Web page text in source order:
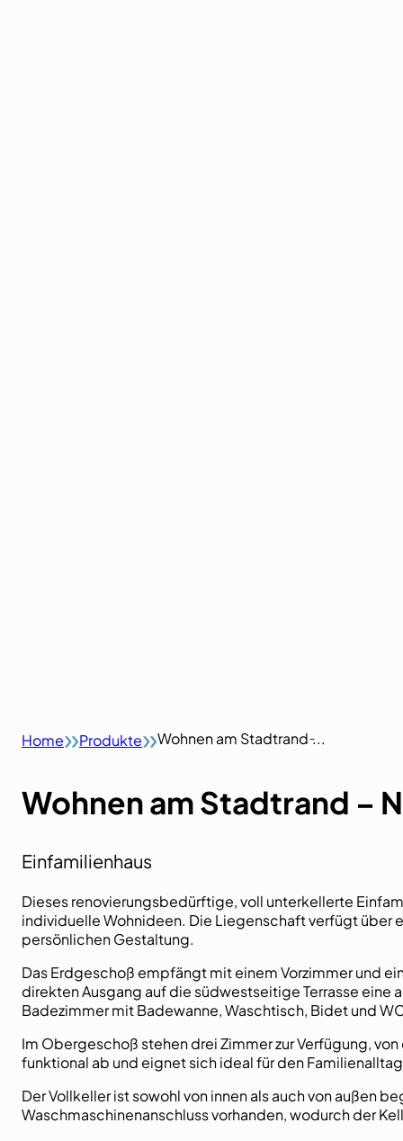
Home Produkte Wohnen am Stadtrand ̵...
Wohnen am Stadtrand –
Einfamilienhaus
Dieses renovierungsbedürftige, voll unterkellerte
individuelle Wohnideen. Die Liegenschaft verfügt über
persönlichen Gestaltung.
Das Erdgeschoß empfängt mit einem Vorzimmer und
direkten Ausgang auf die südwestseitige Terrasse
Badezimmer mit Badewanne, Waschtisch, Bidet und
Im Obergeschoß stehen drei Zimmer zur Verfügung,
funktional ab und eignet sich ideal für den
Der Vollkeller ist sowohl von innen als auch von außen
Waschmaschinenanschluss vorhanden, wodurch der